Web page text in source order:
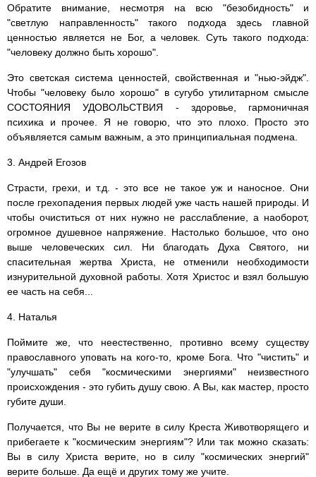
Обратите внимание, несмотря на всю "безобидность" и
"светлую направленность" такого подхода здесь главной
ценностью является не Бог, а человек. Суть такого подхода:
"человеку должно быть хорошо".
Это светская система ценностей, свойственная и "нью-эйдж".
Чтобы "человеку было хорошо" в сугубо утилитарном смысле
СОСТОЯНИЯ УДОВОЛЬСТВИЯ - здоровье, гармоничная
психика и прочее. Я не говорю, что это плохо. Просто это
объявляется самым важным, а это принципиальная подмена.
3. Андрей Егозов
Страсти, грехи, и т.д. - это все не такое уж и наносное. Они
после грехопадения первых людей уже часть нашей природы. И
чтобы очиститься от них нужно не расслабление, а наоборот,
огромное душевное напряжение. Настолько большое, что оно
выше человеческих сил. Ни благодать Духа Святого, ни
спасительная жертва Христа, не отменили необходимости
изнурительной духовной работы. Хотя Христос и взял большую
ее часть на себя...
4. Наталья
Поймите же, что неестественно, противно всему существу
православного уповать на кого-то, кроме Бога. Что "чистить" и
"улучшать" себя "космическими энергиями" неизвестного
происхождения - это губить душу свою. А Вы, как мастер, просто
губите души.
Получается, что Вы не верите в силу Креста Животворящего и
прибегаете к "космическим энергиям"? Или так можно сказать:
Вы в силу Христа верите, но в силу "космических энергий"
верите больше. Да ещё и других тому же учите.